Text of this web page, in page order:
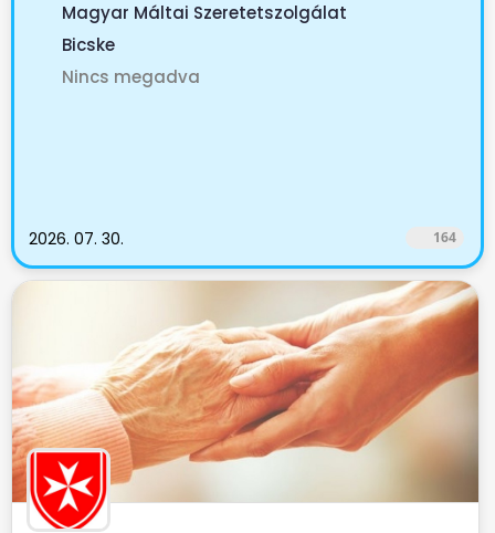
Magyar Máltai Szeretetszolgálat
Bicske
Nincs megadva
2026. 07. 30. 164